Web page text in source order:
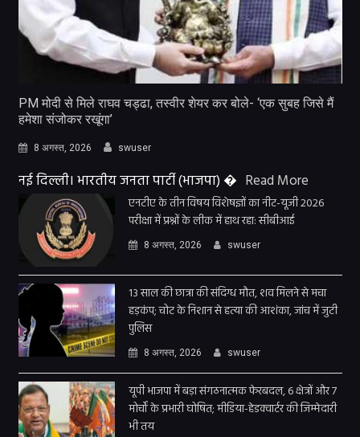
PM मोदी से मिले राघव चड्ढा, तस्वीर शेयर कर बोले- ‘एक सुबह जिसे मैं
हमेशा संजोकर रखूंगा’
8 अगस्त, 2026 swuser
नई दिल्ली। भारतीय जनता पार्टी (भाजपा) � Read More
एनटीए के तीन विषय विशेषज्ञों का नीट-यूजी 2026
परीक्षा में प्रश्नों के लीक में हाथ रहा: सीबीआई
8 अगस्त, 2026 swuser
13 साल की छात्रा की संदिग्ध मौत, शव मिलने से मचा
हड़कंप; चोट के निशान से हत्या की आशंका, जांच में जुटी
पुलिस
8 अगस्त, 2026 swuser
यूपी भाजपा में बड़ा संगठनात्मक फेरबदल, 6 क्षेत्रों और 7
मोर्चों के प्रभारी घोषित; मीडिया-हेडक्वार्टर की जिम्मेदारी
भी तय